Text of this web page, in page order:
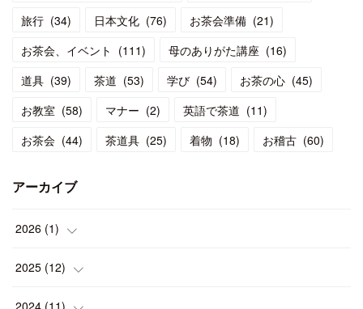
旅行 (34) 日本文化 (76) お茶会準備 (21)
お茶会、イベント (111) 母のありがた講座 (16)
道具 (39) 茶道 (53) 学び (54) お茶の心 (45)
お教室 (58) マナー (2) 英語で茶道 (11)
お茶会 (44) 茶道具 (25) 着物 (18) お稽古 (60)
アーカイブ
2026 (1)
(1)
2025 (12)
( 1)
2024 (11)